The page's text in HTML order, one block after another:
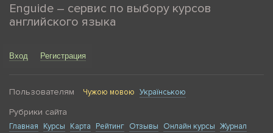
Enguide – сервис по выбору курсов
английского языка
Вход Регистрация
Пользователям Чужою мовою Українською
Рубрики сайта
Главная Курсы Карта Рейтинг Отзывы Онлайн курсы Журнал